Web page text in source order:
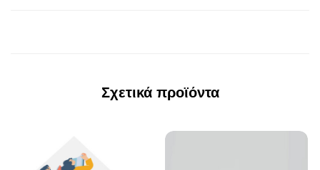
Σχετικά προϊόντα